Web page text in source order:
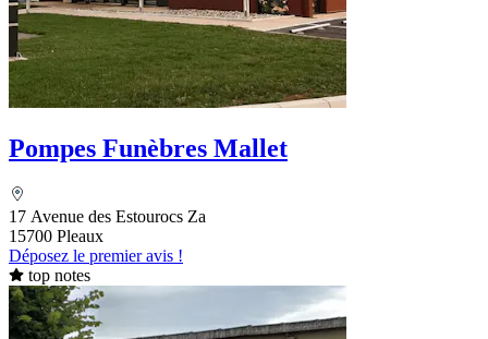
Pompes Funèbres Mallet
17 Avenue des Estourocs Za
15700 Pleaux
Déposez le premier avis !
top notes